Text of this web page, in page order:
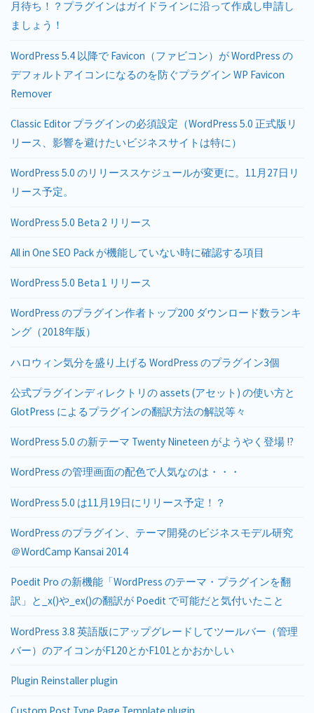
月待ち！？プラグインはガイドラインに沿って作成し申請し
ましょう！
WordPress 5.4 以降で Favicon（ファビコン）が WordPress の
デフォルトアイコンになるのを防ぐプラグイン WP Favicon
Remover
Classic Editor プラグインの必須設定（WordPress 5.0 正式版リ
リース、影響を避けたいビジネスサイトは特に）
WordPress 5.0 のリリーススケジュールが変更に。11月27日リ
リース予定。
WordPress 5.0 Beta 2 リリース
All in One SEO Pack が機能していない時に確認する項目
WordPress 5.0 Beta 1 リリース
WordPress のプラグイン作者トップ200 ダウンロード数ランキ
ング（2018年版）
ハロウィン気分を盛り上げる WordPress のプラグイン3個
公式プラグインディレクトリの assets (アセット) の使い方と
GlotPress によるプラグインの翻訳方法の解説等々
WordPress 5.0 の新テーマ Twenty Nineteen がようやく登場 !?
WordPress の管理画面の配色で人気なのは・・・
WordPress 5.0 は11月19日にリリース予定！？
WordPress のプラグイン、テーマ開発のビジネスモデル研究
＠WordCamp Kansai 2014
Poedit Pro の新機能「WordPress のテーマ・プラグインを翻
訳」と_x()や_ex()の翻訳が Poedit で可能だと気付いたこと
WordPress 3.8 英語版にアップグレードしてツールバー（管理
バー）のアイコンがF120とかF101とかおかしい
Plugin Reinstaller plugin